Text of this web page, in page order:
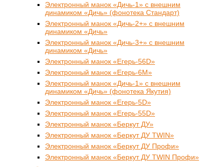
Электронный манок «Дичь-1» с внешним
динамиком «Дичь» (фонотека Стандарт)
Электронный манок «Дичь-2+» с внешним
динамиком «Дичь»
Электронный манок «Дичь-3+» с внешним
динамиком «Дичь»
Электронный манок «Егерь-56D»
Электронный манок «Егерь-6М»
Электронный манок «Дичь-1» с внешним
динамиком «Дичь» (фонотека Якутия)
Электронный манок «Егерь-5D»
Электронный манок «Егерь-55D»
Электронный манок «Беркут ДУ»
Электронный манок «Беркут ДУ TWIN»
Электронный манок «Беркут ДУ Профи»
Электронный манок «Беркут ДУ TWIN Профи»